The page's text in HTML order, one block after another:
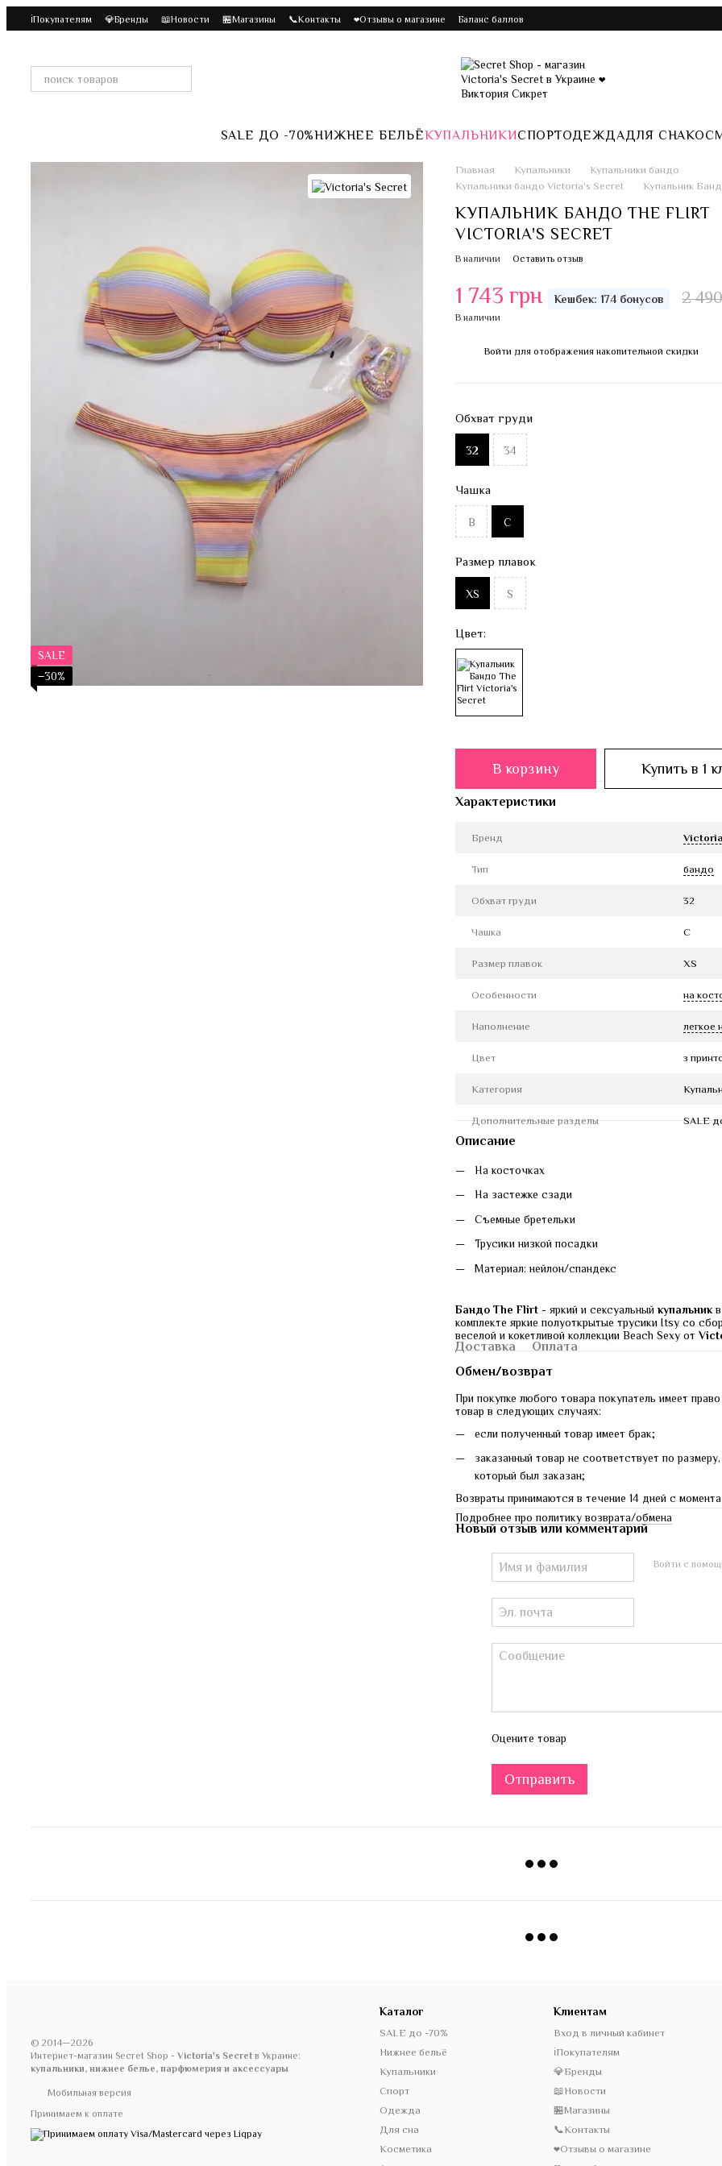
Перейти к основному контенту
ℹ️Покупателям 💎Бренды 📖Новости 🏪Магазины 📞Контакты ❤️Отзывы о магазине Баланс баллов
SALE ДО -70%НИЖНЕЕ БЕЛЬЁКУПАЛЬНИКИСПОРТОДЕЖДАДЛЯ СНА
SALE
−30%
Главная Купальники
Купальники бандо
Купальники бандо Victoria's Secret
Купальник
КУПАЛЬНИК БАНДО THE FLIRT
VICTORIA'S SECRET
В наличии Оставить отзыв
1 743 грн Кешбек: 174 бонусов 2
В наличии
Войти для отображения накопительной скидки
Обхват груди
32 34
Чашка
B C
Размер плавок
XS S
Цвет:
В корзину Купить в 1
Характеристики
Бренд
Тип бандо
Обхват груди 32
Чашка C
Размер плавок XS
Особенности на
Наполнение легкое
Цвет з
Категория
Дополнительные разделы SALE
Описание
На косточках
На застежке сзади
Съемные бретельки
Трусики низкой посадки
Материал: нейлон/спандекс
Бандо The Flirt - яркий и сексуальный купальник в
комплекте яркие полуоткрытые трусики Itsy со
веселой и кокетливой коллекции Beach Sexy от
Доставка
Оплата
Обмен/возврат
При покупке любого товара покупатель имеет
товар в следующих случаях:
если полученный товар имеет брак;
заказанный товар не соответствует по
который был заказан;
Возвраты принимаются в течение 14 дней с
Подробнее про политику возврата/обмена
Новый отзыв или комментарий
Войти с
Оцените товар
Отправить
© 2014—2026
Интернет-магазин Secret Shop - Victoria's Secret в Украине:
купальники, нижнее белье, парфюмерия и аксессуары
Мобильная версия
Принимаем к оплате
Каталог
SALE до -70%
Нижнее бельё
Купальники
Спорт
Одежда
Для сна
Косметика
Клиентам
Вход в личный кабинет
ℹ️Покупателям
💎Бренды
📖Новости
🏪Магазины
📞Контакты
❤️Отзывы о магазине